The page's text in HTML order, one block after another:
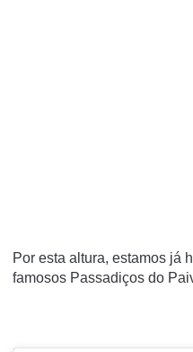
Por esta altura, estamos já
famosos Passadiços do